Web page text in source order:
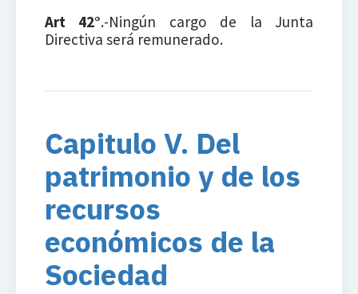
Art 42°.-Ningún cargo de la Junta
Directiva será remunerado.
Capitulo V. Del
patrimonio y de los
recursos
económicos de la
Sociedad